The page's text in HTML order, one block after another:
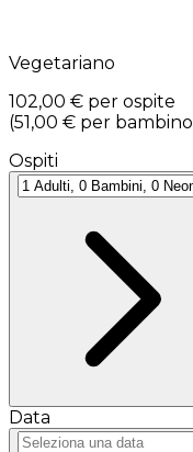
Vegetariano
102,00 € per ospite
(51,00 € per bambino
Ospiti
Data